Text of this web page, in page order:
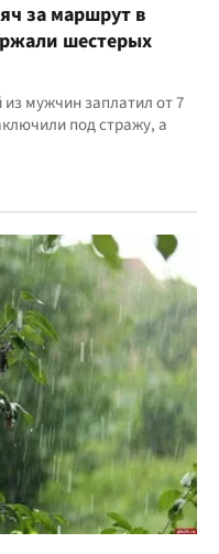
за маршрут в
шестерых
мужчин заплатил от 7
под стражу, а